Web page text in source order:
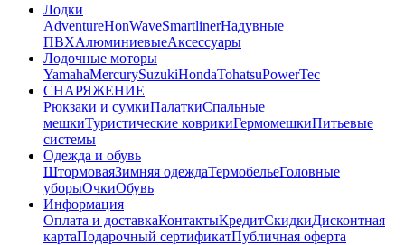
Лодки
AdventureHonWaveSmartlinerНадувные
ПВХАлюминиевыеАксессуары
Лодочные моторы
YamahaMercurySuzukiHondaTohatsuPowerTec
СНАРЯЖЕНИЕ
Рюкзаки и сумкиПалаткиСпальные
мешкиТуристические коврикиГермомешкиПитьевые
системы
Одежда и обувь
ШтормоваяЗимняя одеждаТермобельеГоловные
уборыОчкиОбувь
Информация
Оплата и доставкаКонтактыКредитСкидкиДисконтная
картаПодарочный сертификатПубличная оферта